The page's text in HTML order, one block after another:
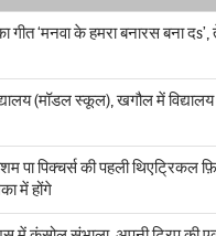
‘मनवा के हमरा बनारस बना दs’,
(मॉडल स्कूल), खगौल में
पा पिक्चर्स की पहली थिएट्रिकल
में होंगे